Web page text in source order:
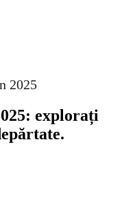
2025
explorați